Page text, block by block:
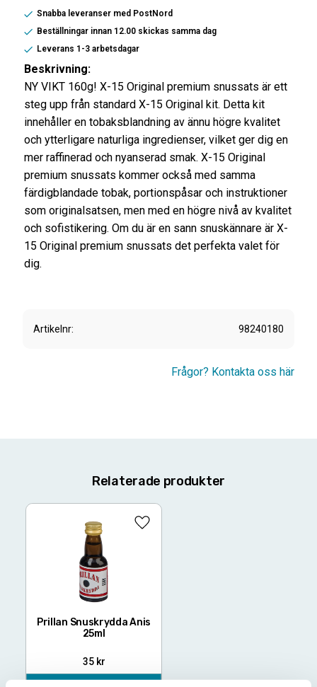
Snabba leveranser med PostNord
Beställningar innan 12.00 skickas samma dag
Leverans 1-3 arbetsdagar
Artikelnr 98240180
Frågor? Kontakta oss här
Beskrivning:
NY VIKT 160g! X-15 Original premium snussats är ett
steg upp från standard X-15 Original kit. Detta kit
innehåller en tobaksblandning av ännu högre kvalitet
och ytterligare naturliga ingredienser, vilket ger dig en
mer raffinerad och nyanserad smak. X-15 Original
premium snussats kommer också med samma
färdigblandade tobak, portionspåsar och instruktioner
som originalsatsen, men med en högre nivå av kvalitet
och sofistikering. Om du är en sann snuskännare är X-
15 Original premium snussats det perfekta valet för
dig.
Relaterade produkter
Prillan Snuskrydda Anis
25ml
35kr
Lägg till i favoriter